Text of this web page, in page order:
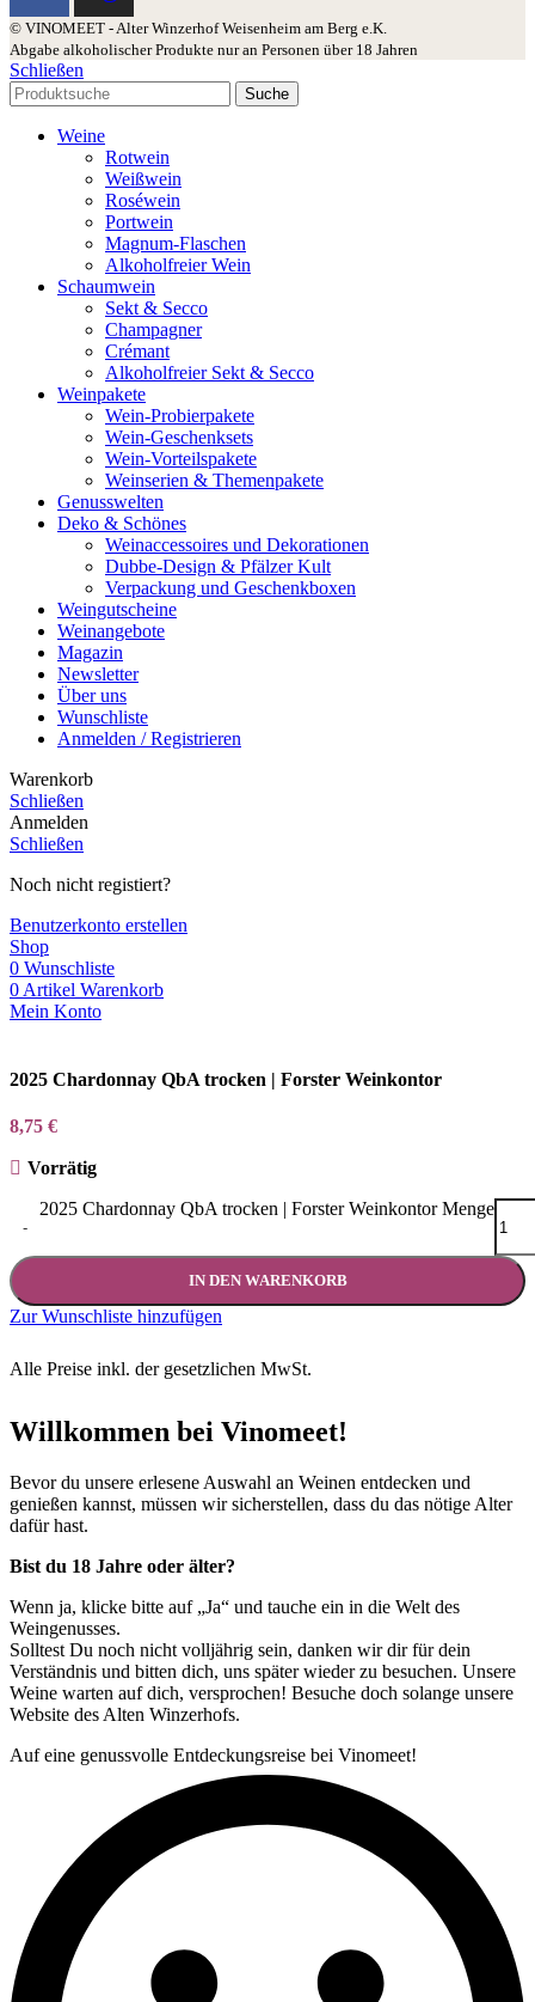
© VINOMEET - Alter Winzerhof Weisenheim am Berg e.K.
Abgabe alkoholischer Produkte nur an Personen über 18 Jahren
Schließen
Suche
Weine
Rotwein
Weißwein
Roséwein
Portwein
Magnum-Flaschen
Alkoholfreier Wein
Schaumwein
Sekt & Secco
Champagner
Crémant
Alkoholfreier Sekt & Secco
Weinpakete
Wein-Probierpakete
Wein-Geschenksets
Wein-Vorteilspakete
Weinserien & Themenpakete
Genusswelten
Deko & Schönes
Weinaccessoires und Dekorationen
Dubbe-Design & Pfälzer Kult
Verpackung und Geschenkboxen
Weingutscheine
Weinangebote
Magazin
Newsletter
Über uns
Wunschliste
Anmelden / Registrieren
Warenkorb
Schließen
Anmelden
Schließen
Noch nicht registiert?
Benutzerkonto erstellen
Shop
0 Wunschliste
0 Artikel Warenkorb
Mein Konto
2025 Chardonnay QbA trocken | Forster Weinkontor
8,75 €
Vorrätig
-
2025 Chardonnay QbA trocken | Forster Weinkontor Menge
IN DEN WARENKORB
Zur Wunschliste hinzufügen
Alle Preise inkl. der gesetzlichen MwSt.
Willkommen bei Vinomeet!
Bevor du unsere erlesene Auswahl an Weinen entdecken und
genießen kannst, müssen wir sicherstellen, dass du das nötige Alter
dafür hast.
Bist du 18 Jahre oder älter?
Wenn ja, klicke bitte auf „Ja“ und tauche ein in die Welt des
Weingenusses.
Solltest Du noch nicht volljährig sein, danken wir dir für dein
Verständnis und bitten dich, uns später wieder zu besuchen. Unsere
Weine warten auf dich, versprochen! Besuche doch solange unsere
Website des Alten Winzerhofs.
Auf eine genussvolle Entdeckungsreise bei Vinomeet!